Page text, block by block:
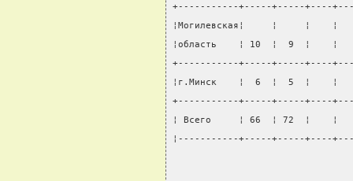
+-----------+-----+-----+----
¦Могилевская¦     ¦     ¦
¦область    ¦ 10  ¦  9  ¦
+-----------+-----+-----+----
¦г.Минск    ¦  6  ¦  5  ¦
+-----------+-----+-----+----
¦ Всего     ¦ 66  ¦ 72  ¦    ¦
¦-----------+-----+-----+----